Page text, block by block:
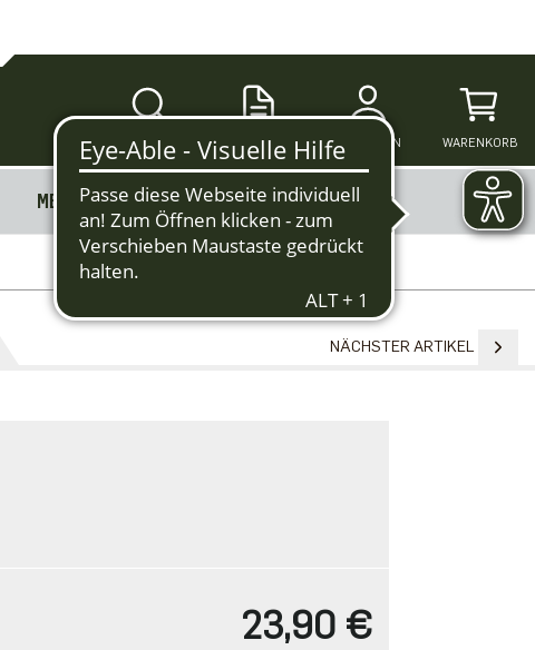
SUCHE MERKZETTEL ANMELDEN WARENKORB
MEHR
NÄCHSTER ARTIKEL
23,90 €